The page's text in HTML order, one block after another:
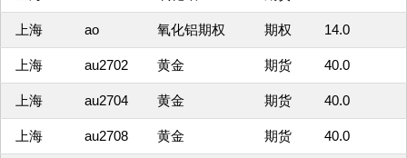
上海 ao 氧化铝期权 期权 14.0
上海 au2702 黄金 期货 40.0
上海 au2704 黄金 期货 40.0
上海 au2708 黄金 期货 40.0